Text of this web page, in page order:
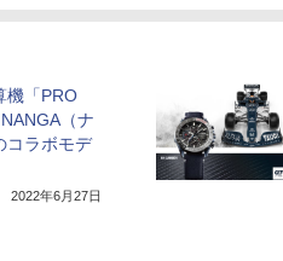
機「PRO
（ナ
コラボモデ
2022年6月27日